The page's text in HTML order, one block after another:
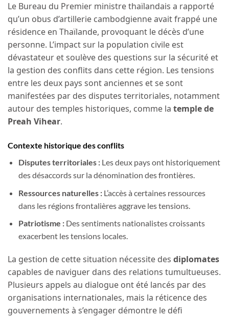
Le Bureau du Premier ministre thaïlandais a rapporté
qu’un obus d’artillerie cambodgienne avait frappé une
résidence en Thaïlande, provoquant le décès d’une
personne. L’impact sur la population civile est
dévastateur et soulève des questions sur la sécurité et
la gestion des conflits dans cette région. Les tensions
entre les deux pays sont anciennes et se sont
manifestées par des disputes territoriales, notamment
autour des temples historiques, comme la temple de
Preah Vihear.
Contexte historique des conflits
Disputes territoriales :Les deux pays ont historiquement
des désaccords sur la dénomination des frontières.
Ressources naturelles :L’accès à certaines ressources
dans les régions frontalières aggrave les tensions.
Patriotisme :Des sentiments nationalistes croissants
exacerbent les tensions locales.
La gestion de cette situation nécessite des diplomates
capables de naviguer dans des relations tumultueuses.
Plusieurs appels au dialogue ont été lancés par des
organisations internationales, mais la réticence des
gouvernements à s’engager démontre le défi